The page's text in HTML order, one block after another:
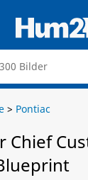
> Pontiac
Chief